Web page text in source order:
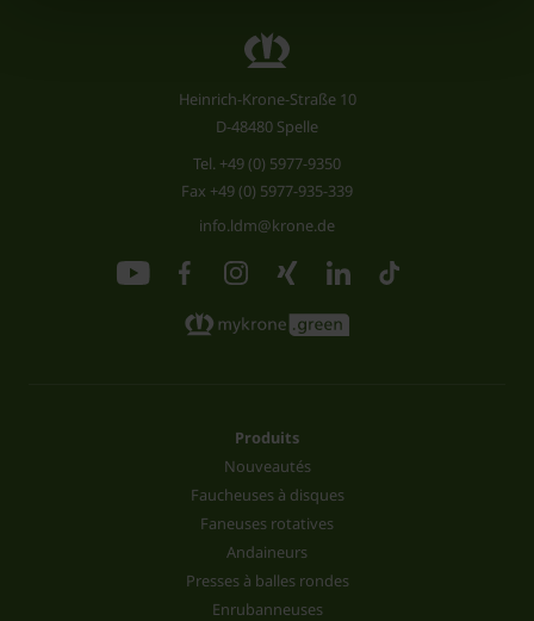
Heinrich-Krone-Straße 10
D-48480 Spelle
Tel. +49 (0) 5977-9350
Fax +49 (0) 5977-935-339
info.ldm@krone.de
Produits
Nouveautés
Faucheuses à disques
Faneuses rotatives
Andaineurs
Presses à balles rondes
Enrubanneuses